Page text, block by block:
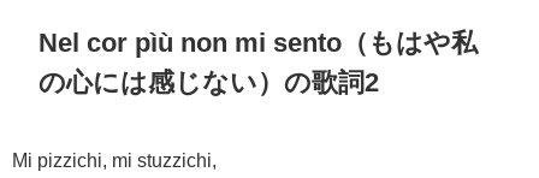
Nel cor pìù non mi sento（もはや私
の心には感じない）の歌詞2
Mi pizzichi, mi stuzzichi,